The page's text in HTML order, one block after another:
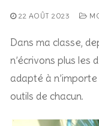
22 AOÛT 2023
Dans ma classe,
n’écrivons plus les
adapté à
outils de chacun.